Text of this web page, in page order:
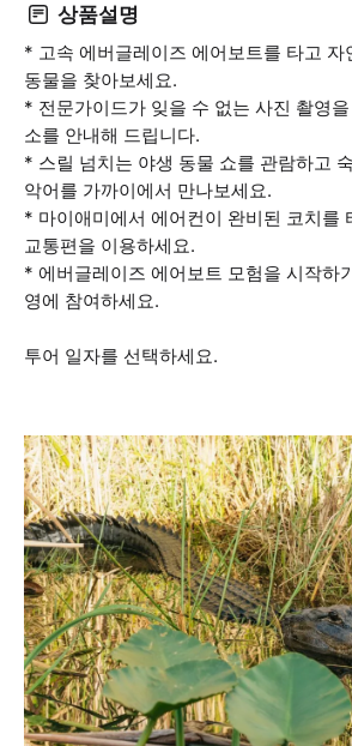
상품설명
* 고속 에버글레이즈 에어보트를 타고 자
동물을 찾아보세요.
* 전문가이드가 잊을 수 없는 사진 촬영
소를 안내해 드립니다.
* 스릴 넘치는 야생 동물 쇼를 관람하고
악어를 가까이에서 만나보세요.
* 마이애미에서 에어컨이 완비된 코치를
교통편을 이용하세요.
* 에버글레이즈 에어보트 모험을 시작하
영에 참여하세요.
투어 일자를 선택하세요.